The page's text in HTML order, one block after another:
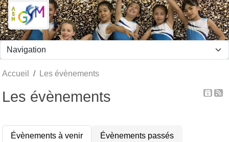
Accueil Les évènements
Les évènements
Évènements à venir Évènements passés
Panneau de gestion des cookies